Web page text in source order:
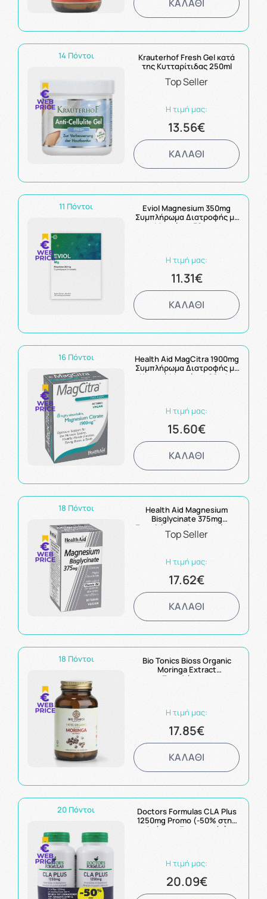
ΚΑΛΑΘΙ
14 Πόντοι
Krauterhof Fresh Gel κατά
της Κυτταρίτιδας 250ml
Top Seller
Η τιμή μας:
13.56€
ΚΑΛΑΘΙ
11 Πόντοι
Eviol Magnesium 350mg
Συμπλήρωμα Διατροφής με
Μαγνήσιο 30caps
Η τιμή μας:
11.31€
ΚΑΛΑΘΙ
16 Πόντοι
Health Aid MagCitra 1900mg
Συμπλήρωμα Διατροφής με
Κιτρικό Μαγνήσιο 60tabs
Η τιμή μας:
15.60€
ΚΑΛΑΘΙ
18 Πόντοι
Health Aid Magnesium
Bisglycinate 375mg
Συμπλήρωμα Διατροφής με
Μαγνήσιο & Βιταμίνη B6
Top Seller
Η τιμή μας:
17.62€
ΚΑΛΑΘΙ
18 Πόντοι
Bio Tonics Bioss Organic
Moringa Extract
Συμπλήρωμα
60caps
Η τιμή μας:
17.85€
ΚΑΛΑΘΙ
20 Πόντοι
Doctors Formulas CLA Plus
1250mg Promo (-50% στην
Δεύτερη Συσκευασία)
Η τιμή μας:
20.09€